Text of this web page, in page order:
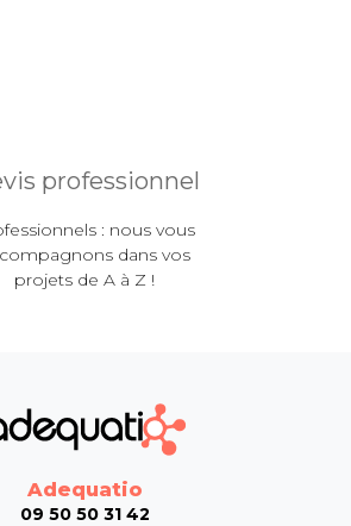
professionnel
: nous vous
dans vos
projets de A à Z !
Adequatio
09 50 50 31 42